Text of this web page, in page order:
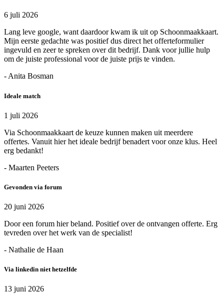
6 juli 2026
Lang leve google, want daardoor kwam ik uit op Schoonmaakkaart.
Mijn eerste gedachte was positief dus direct het offerteformulier
ingevuld en zeer te spreken over dit bedrijf. Dank voor jullie hulp
om de juiste professional voor de juiste prijs te vinden.
- Anita Bosman
Ideale match
1 juli 2026
Via Schoonmaakkaart de keuze kunnen maken uit meerdere
offertes. Vanuit hier het ideale bedrijf benadert voor onze klus. Heel
erg bedankt!
- Maarten Peeters
Gevonden via forum
20 juni 2026
Door een forum hier beland. Positief over de ontvangen offerte. Erg
tevreden over het werk van de specialist!
- Nathalie de Haan
Via linkedin niet hetzelfde
13 juni 2026